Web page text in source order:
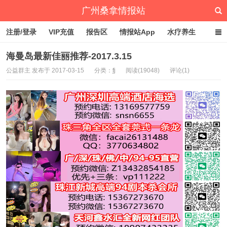
广州桑拿情报站
注册/登录 VIP充值 报告区 情报站App 水疗养生
深圳桑拿情报站 文章归档 标签云
海曼岛最新佳丽推荐-2017.3.15
公益群主 发布于 2017-03-15 分类： fj 阅读(19048) 评论(1)